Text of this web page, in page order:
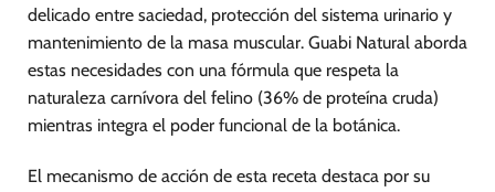
delicado entre saciedad, protección del sistema urinario y
mantenimiento de la masa muscular. Guabi Natural aborda
estas necesidades con una fórmula que respeta la
naturaleza carnívora del felino (36% de proteína cruda)
mientras integra el poder funcional de la botánica.
El mecanismo de acción de esta receta destaca por su